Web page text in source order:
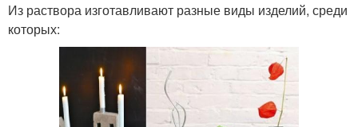
Из раствора изготавливают разные виды изделий, среди
которых: